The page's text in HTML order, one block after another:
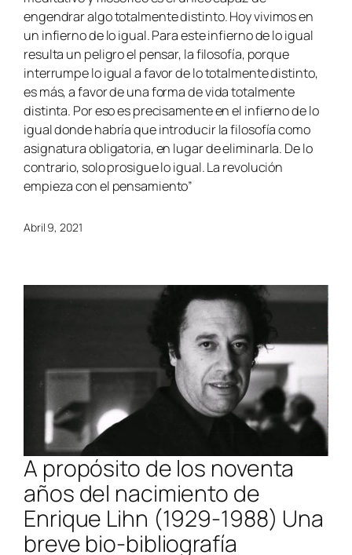
engendrar algo totalmente distinto. Hoy vivimos en
un infierno de lo igual. Para este infierno de lo igual
resulta un peligro el pensar, la filosofía, porque
interrumpe lo igual a favor de lo totalmente distinto,
es más, a favor de una forma de vida totalmente
distinta. Por eso es precisamente en el infierno de lo
igual donde habría que introducir la filosofía como
asignatura obligatoria, en lugar de eliminarla. De lo
contrario, solo prosigue lo igual. La revolución
empieza con el pensamiento”
Abril 9, 2021
A propósito de los noventa
años del nacimiento de
Enrique Lihn (1929-1988) Una
breve bio-bibliografía